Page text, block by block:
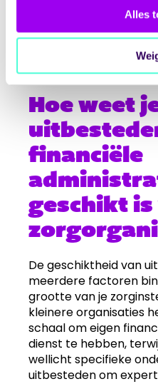
Alles
tijd en aandacht. Het
inrichten van
werkprocessen kost
periode waarin de
Hoe weet
financiële
geschikt
De geschiktheid van
meerdere factoren
grootte van je
kleinere organisaties
schaal om eigen
dienst te hebben,
wellicht specifieke
uitbesteden om